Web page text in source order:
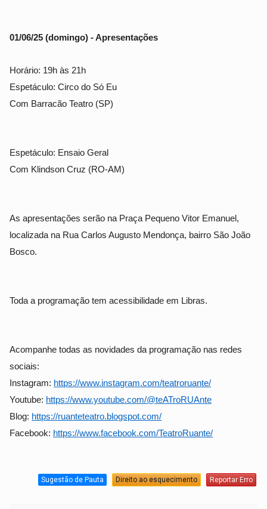
01/06/25 (domingo) - Apresentações
Horário: 19h às 21h
Espetáculo: Circo do Só Eu
Com Barracão Teatro (SP)
Espetáculo: Ensaio Geral
Com Klindson Cruz (RO-AM)
As apresentações serão na Praça Pequeno Vitor Emanuel,
localizada na Rua Carlos Augusto Mendonça, bairro São João
Bosco.
Toda a programação tem acessibilidade em Libras.
Acompanhe todas as novidades da programação nas redes
sociais:
Instagram: https://www.instagram.com/teatroruante/
Youtube: https://www.youtube.com/@teATroRUAnte
Blog: https://ruanteteatro.blogspot.com/
Facebook: https://www.facebook.com/TeatroRuante/
Sugestão de Pauta Direito ao esquecimento Reportar Erro